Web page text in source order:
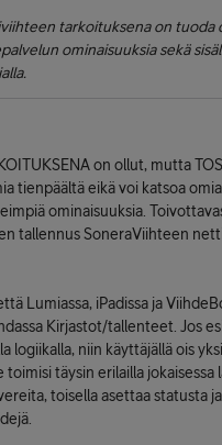
tarkoituksena on tuoda
ominaisuuksia sekä
on ollut, mutta
tienpäältä eikä voi katsoa
ominaisuuksia.
tallennus SoneraViihteen
Lumiassa, iPadissa ja
Kirjastot/tallenteet. Jos
logiikalla, niin käyttäjällä ois
täysin erilailla jokaisessa
toisella asettaa statusta